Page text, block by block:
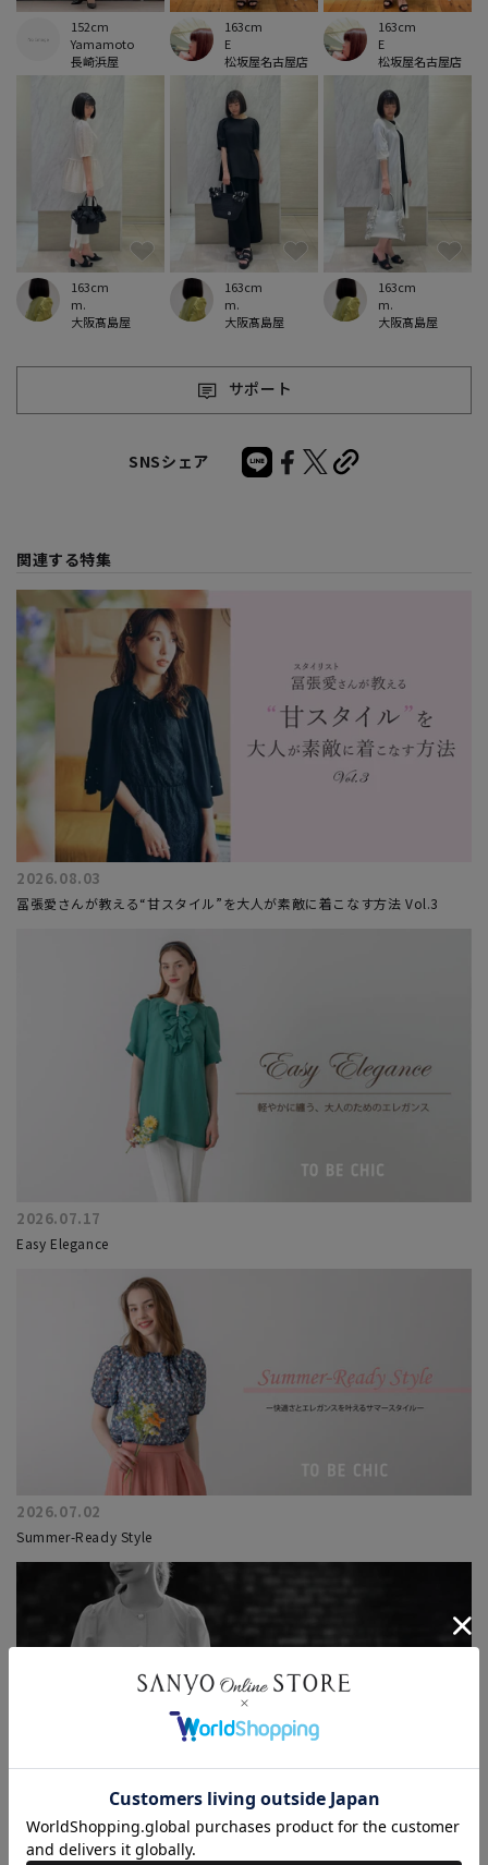
長崎浜屋
Yamamoto
152cm
松坂屋名古屋店
E
163cm
松坂屋名古屋店
E
163cm
大阪髙島屋
m.
163cm
大阪髙島屋
m.
163cm
大阪髙島屋
m.
163cm
サポート
SNSシェア
関連する特集
2026.08.03
冨張愛さんが教える“甘スタイル”を大人が素敵に着こなす方法 Vol.3
2026.07.17
Easy Elegance
2026.07.02
Summer-Ready Style
2026.06.26